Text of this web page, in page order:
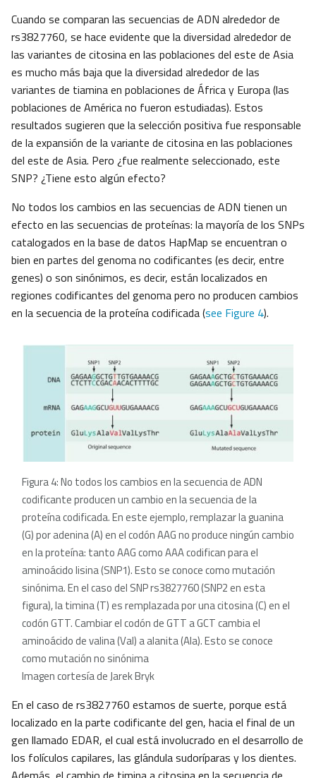
Cuando se comparan las secuencias de ADN alrededor de
rs3827760, se hace evidente que la diversidad alrededor de
las variantes de citosina en las poblaciones del este de Asia
es mucho más baja que la diversidad alrededor de las
variantes de tiamina en poblaciones de África y Europa (las
poblaciones de América no fueron estudiadas). Estos
resultados sugieren que la selección positiva fue responsable
de la expansión de la variante de citosina en las poblaciones
del este de Asia. Pero ¿fue realmente seleccionado, este
SNP? ¿Tiene esto algún efecto?
No todos los cambios en las secuencias de ADN tienen un
efecto en las secuencias de proteínas: la mayoría de los SNPs
catalogados en la base de datos HapMap se encuentran o
bien en partes del genoma no codificantes (es decir, entre
genes) o son sinónimos, es decir, están localizados en
regiones codificantes del genoma pero no producen cambios
en la secuencia de la proteína codificada (see Figure 4).
Figura 4: No todos los cambios en la secuencia de ADN
codificante producen un cambio en la secuencia de la
proteína codificada. En este ejemplo, remplazar la guanina
(G) por adenina (A) en el codón AAG no produce ningún cambio
en la proteína: tanto AAG como AAA codifican para el
aminoácido lisina (SNP1). Esto se conoce como mutación
sinónima. En el caso del SNP rs3827760 (SNP2 en esta
figura), la timina (T) es remplazada por una citosina (C) en el
codón GTT. Cambiar el codón de GTT a GCT cambia el
aminoácido de valina (Val) a alanita (Ala). Esto se conoce
como mutación no sinónima
Imagen cortesía de Jarek Bryk
En el caso de rs3827760 estamos de suerte, porque está
localizado en la parte codificante del gen, hacia el final de un
gen llamado EDAR, el cual está involucrado en el desarrollo de
los folículos capilares, las glándula sudoríparas y los dientes.